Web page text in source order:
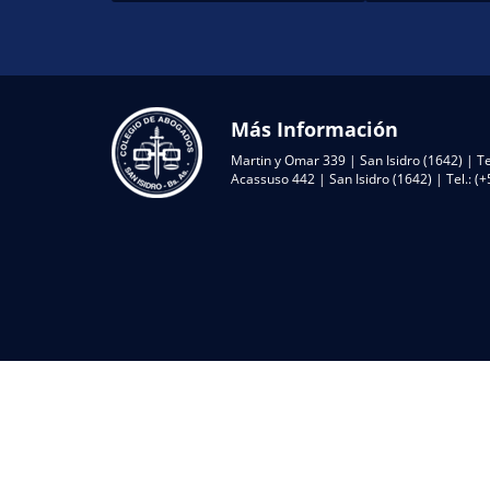
Más Información
Martin y Omar 339 | San Isidro (1642) |
Acassuso 442 | San Isidro (1642) | Tel.: